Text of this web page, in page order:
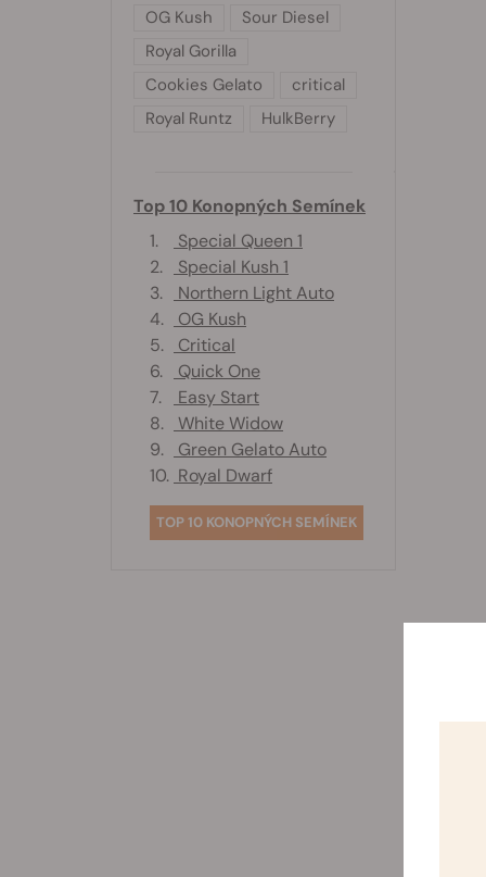
OG Kush
Sour Diesel
Royal Gorilla
Cookies Gelato
critical
Royal Runtz
HulkBerry
Top 10 Konopných Semínek
1.
Special Queen 1
2.
Special Kush 1
3.
Northern Light Auto
4.
OG Kush
5.
Critical
6.
Quick One
7.
Easy Start
8.
White Widow
9.
Green Gelato Auto
10. Royal Dwarf
TOP 10 KONOPNÝCH SEMÍNEK